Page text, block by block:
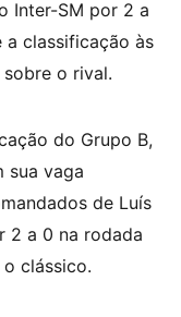
Inter-SM por 2 a
classificação às
o rival.
do Grupo B,
sua vaga
de Luís
2 a 0 na rodada
clássico.